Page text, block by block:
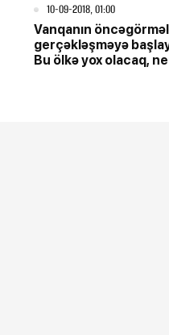
10-09-2018, 01:00
Vanqanın
gerçəkləşməyə
Bu ölkə yox olacaq,